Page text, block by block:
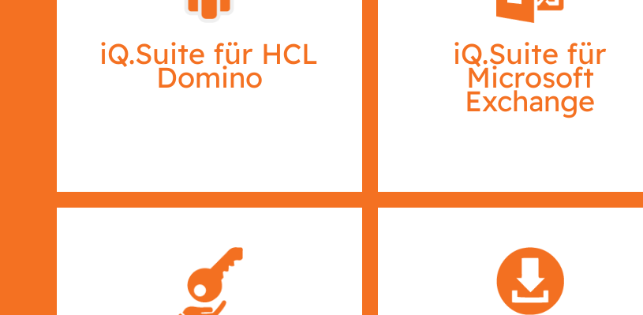
iQ.Suite für HCL
Domino
iQ.Suite für
Microsoft
Exchange